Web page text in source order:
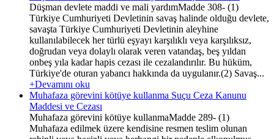
Düşman devlete maddi ve mali yardımMadde 308- (1)
Türkiye Cumhuriyeti Devletinin savaş halinde olduğu devlete,
savaşta Türkiye Cumhuriyeti Devletinin aleyhine
kullanılabilecek her türlü eşyayı karşılıklı veya karşılıksız,
doğrudan veya dolaylı olarak veren vatandaş, beş yıldan
onbeş yıla kadar hapis cezası ile cezalandırılır. Bu hüküm,
Türkiye'de oturan yabancı hakkında da uygulanır.(2) Savaş...
+Devamını oku
Muhafaza görevini kötüye kullanma Suçu Ceza Kanunu
Maddesi ve Cezası
Muhafaza görevini kötüye kullanmaMadde 289- (1)
Muhafaza edilmek üzere kendisine resmen teslim olunan